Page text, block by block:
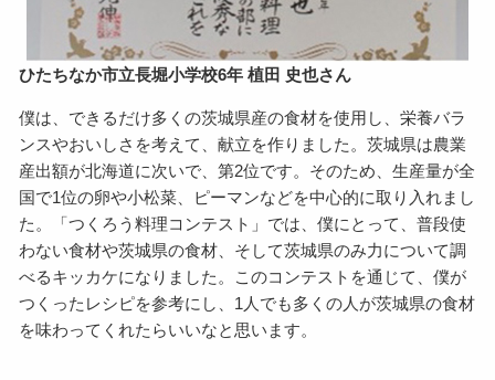
ひたちなか市立長堀小学校6年 植田 史也さん
僕は、できるだけ多くの茨城県産の食材を使用し、栄養バラ
ンスやおいしさを考えて、献立を作りました。茨城県は農業
産出額が北海道に次いで、第2位です。そのため、生産量が全
国で1位の卵や小松菜、ピーマンなどを中心的に取り入れまし
た。「つくろう料理コンテスト」では、僕にとって、普段使
わない食材や茨城県の食材、そして茨城県のみ力について調
べるキッカケになりました。このコンテストを通じて、僕が
つくったレシピを参考にし、1人でも多くの人が茨城県の食材
を味わってくれたらいいなと思います。